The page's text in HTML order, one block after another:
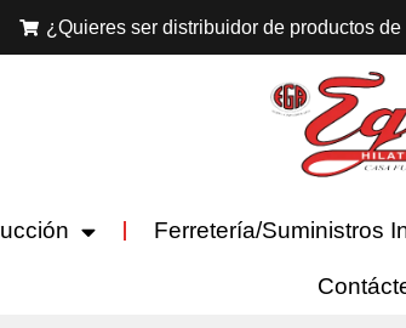
¿Quieres ser distribuidor de productos
Ferretería/Suministros